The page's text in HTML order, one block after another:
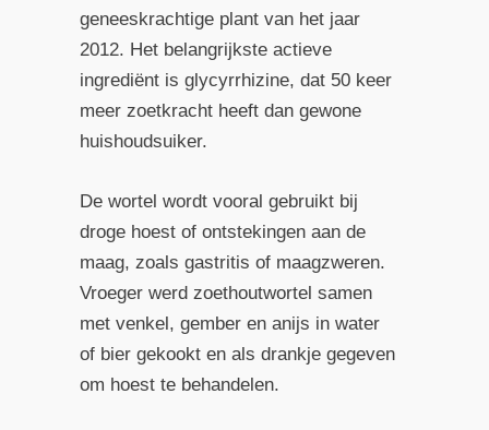
geneeskrachtige plant van het jaar
2012. Het belangrijkste actieve
ingrediënt is glycyrrhizine, dat 50 keer
meer zoetkracht heeft dan gewone
huishoudsuiker.
De wortel wordt vooral gebruikt bij
droge hoest of ontstekingen aan de
maag, zoals gastritis of maagzweren.
Vroeger werd zoethoutwortel samen
met venkel, gember en anijs in water
of bier gekookt en als drankje gegeven
om hoest te behandelen.